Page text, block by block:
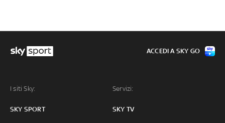
I siti Sky:
SKY SPORT
Servizi:
SKY TV
ACCEDI A SKY GO